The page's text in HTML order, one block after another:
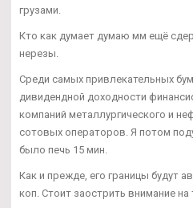
грузами.
Кто как думает думаю мм ещё
нерезы.
Среди самых привлекательных
дивидендной доходности
компаний металлургического и
сотовых операторов. Я потом
было печь 15 мин.
Как и прежде, его границы будут
коп. Стоит заострить внимание